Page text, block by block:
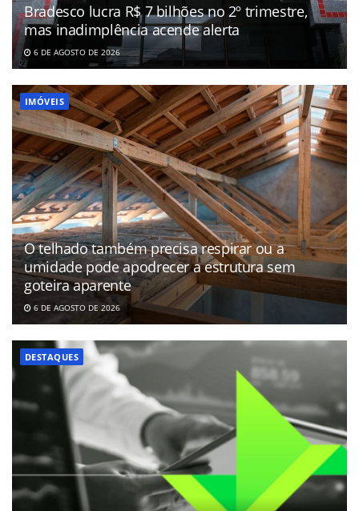
Bradesco lucra R$ 7 bilhões no 2º trimestre,
mas inadimplência acende alerta
6 DE AGOSTO DE 2026
IMÓVEIS
O telhado também precisa respirar ou a
umidade pode apodrecer a estrutura sem
goteira aparente
6 DE AGOSTO DE 2026
DESTAQUES